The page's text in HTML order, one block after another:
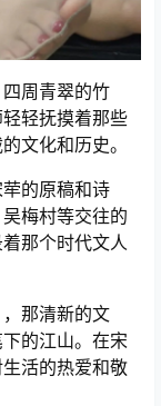
周青翠的竹
轻抚摸着那些
文化和历史。
的原稿和诗
梅村等交往的
那个时代文人
那清新的文
的江山。在宋
活的热爱和敬